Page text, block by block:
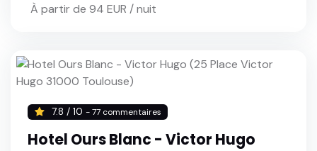
À partir de 94 EUR / nuit
7.8 / 10 - 77 commentaires
Hotel Ours Blanc - Victor Hugo